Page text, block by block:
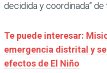
decidida y coordinada”
Te puede interesar:
emergencia distrital y
efectos de El Niño